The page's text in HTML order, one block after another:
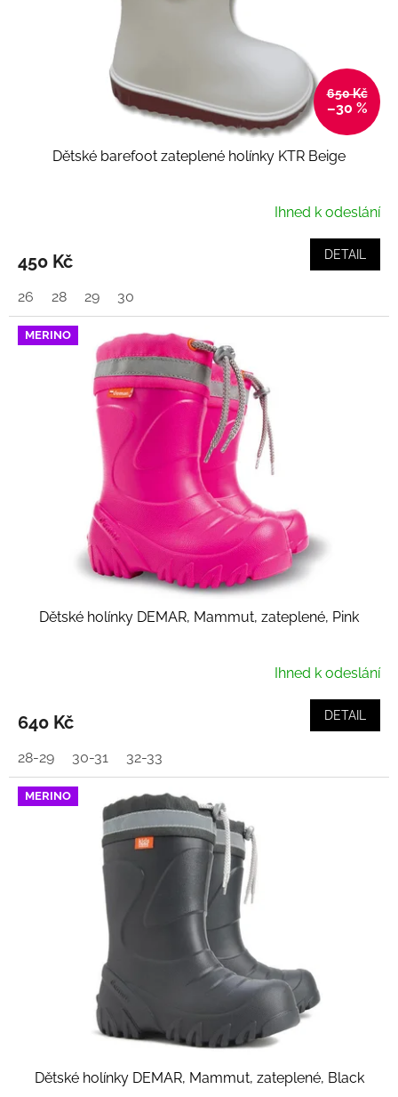
650 Kč
–30 %
Dětské barefoot zateplené holínky KTR Beige
Ihned k odeslání
450 Kč DETAIL
26 28 29 30
MERINO
Dětské holínky DEMAR, Mammut, zateplené, Pink
Ihned k odeslání
640 Kč DETAIL
28-29 30-31 32-33
MERINO
Dětské holínky DEMAR, Mammut, zateplené, Black